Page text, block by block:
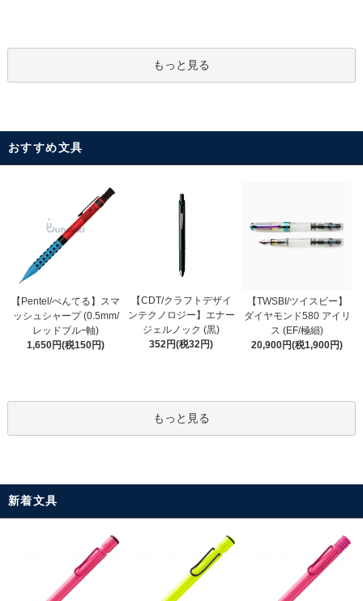
もっと見る
おすすめ文具
【Pentel/ぺんてる】スマ
ッシュシャープ (0.5mm/
レッドブルｰ軸)
1,650円(税150円)
【CDT/クラフトデザイ
ンテクノロジー】エナー
ジェルノック (黒)
352円(税32円)
【TWSBI/ツイスビー】
ダイヤモンド580 アイリ
ス (EF/極細)
20,900円(税1,900円)
もっと見る
新着文具